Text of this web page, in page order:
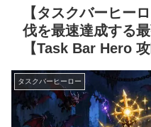
【タスクバーヒー
伐を最速達成する
【Task Bar Hero 攻
タスクバーヒーロー